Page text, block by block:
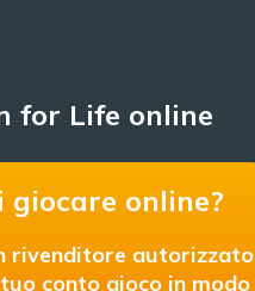
for Life online
giocare online?
rivenditore autorizzato
conto gioco in modo